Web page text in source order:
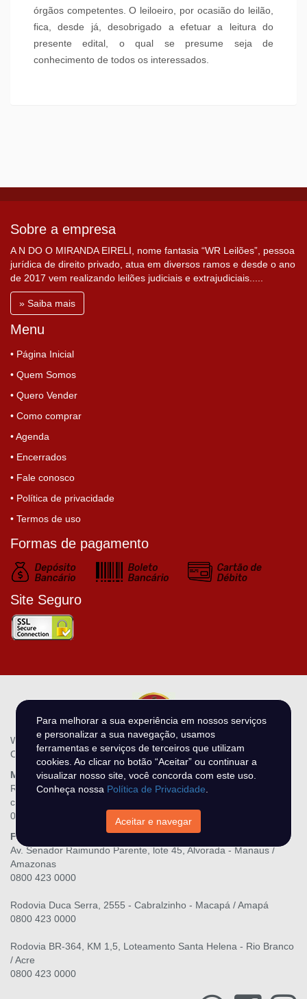
órgãos competentes. O leiloeiro, por ocasião do leilão,
fica, desde já, desobrigado a efetuar a leitura do
presente edital, o qual se presume seja de
conhecimento de todos os interessados.
Sobre a empresa
A N DO O MIRANDA EIRELI, nome fantasia “WR Leilões”, pessoa
jurídica de direito privado, atua em diversos ramos e desde o ano
de 2017 vem realizando leilões judiciais e extrajudiciais.....
» Saiba mais
Menu
• Página Inicial
• Quem Somos
• Quero Vender
• Como comprar
• Agenda
• Encerrados
• Fale conosco
• Política de privacidade
• Termos de uso
Formas de pagamento
Site Seguro
WR Leilões - N DO O MIRANDA LTDA
CNPJ.: 28.216.867/0001-06
Matriz
Rua Três Maria, 139, Raiar do Sol - Boa Vista / Roraima
contato@wrleiloes.com.br
0800 423 0000
Filiais
Av. Senador Raimundo Parente, lote 45, Alvorada - Manaus /
Amazonas
0800 423 0000
Rodovia Duca Serra, 2555 - Cabralzinho - Macapá / Amapá
0800 423 0000
Rodovia BR-364, KM 1,5, Loteamento Santa Helena - Rio Branco
/ Acre
0800 423 0000
Para melhorar a sua experiência em nossos serviços
e personalizar a sua navegação, usamos
ferramentas e serviços de terceiros que utilizam
cookies. Ao clicar no botão “Aceitar” ou continuar a
visualizar nosso site, você concorda com este uso.
Conheça nossa Política de Privacidade.
Aceitar e navegar